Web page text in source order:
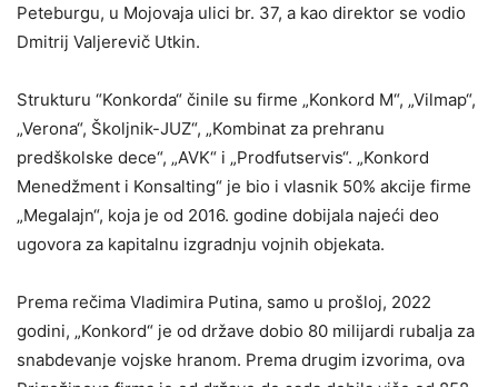
Peteburgu, u Mojovaja ulici br. 37, a kao direktor se vodio
Dmitrij Valjerevič Utkin.
Strukturu “Konkorda“ činile su firme „Konkord M“, „Vilmap“,
„Verona“, Školjnik-JUZ“, „Kombinat za prehranu
predškolske dece“, „AVK“ i „Prodfutservis“. „Konkord
Menedžment i Konsalting“ je bio i vlasnik 50% akcije firme
„Megalajn“, koja je od 2016. godine dobijala najeći deo
ugovora za kapitalnu izgradnju vojnih objekata.
Prema rečima Vladimira Putina, samo u prošloj, 2022
godini, „Konkord“ je od države dobio 80 milijardi rubalja za
snabdevanje vojske hranom. Prema drugim izvorima, ova